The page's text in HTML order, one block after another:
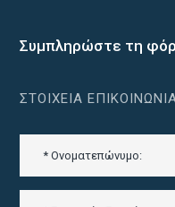
Συμπληρώστε τη
ΣΤΟΙΧΕΊΑ